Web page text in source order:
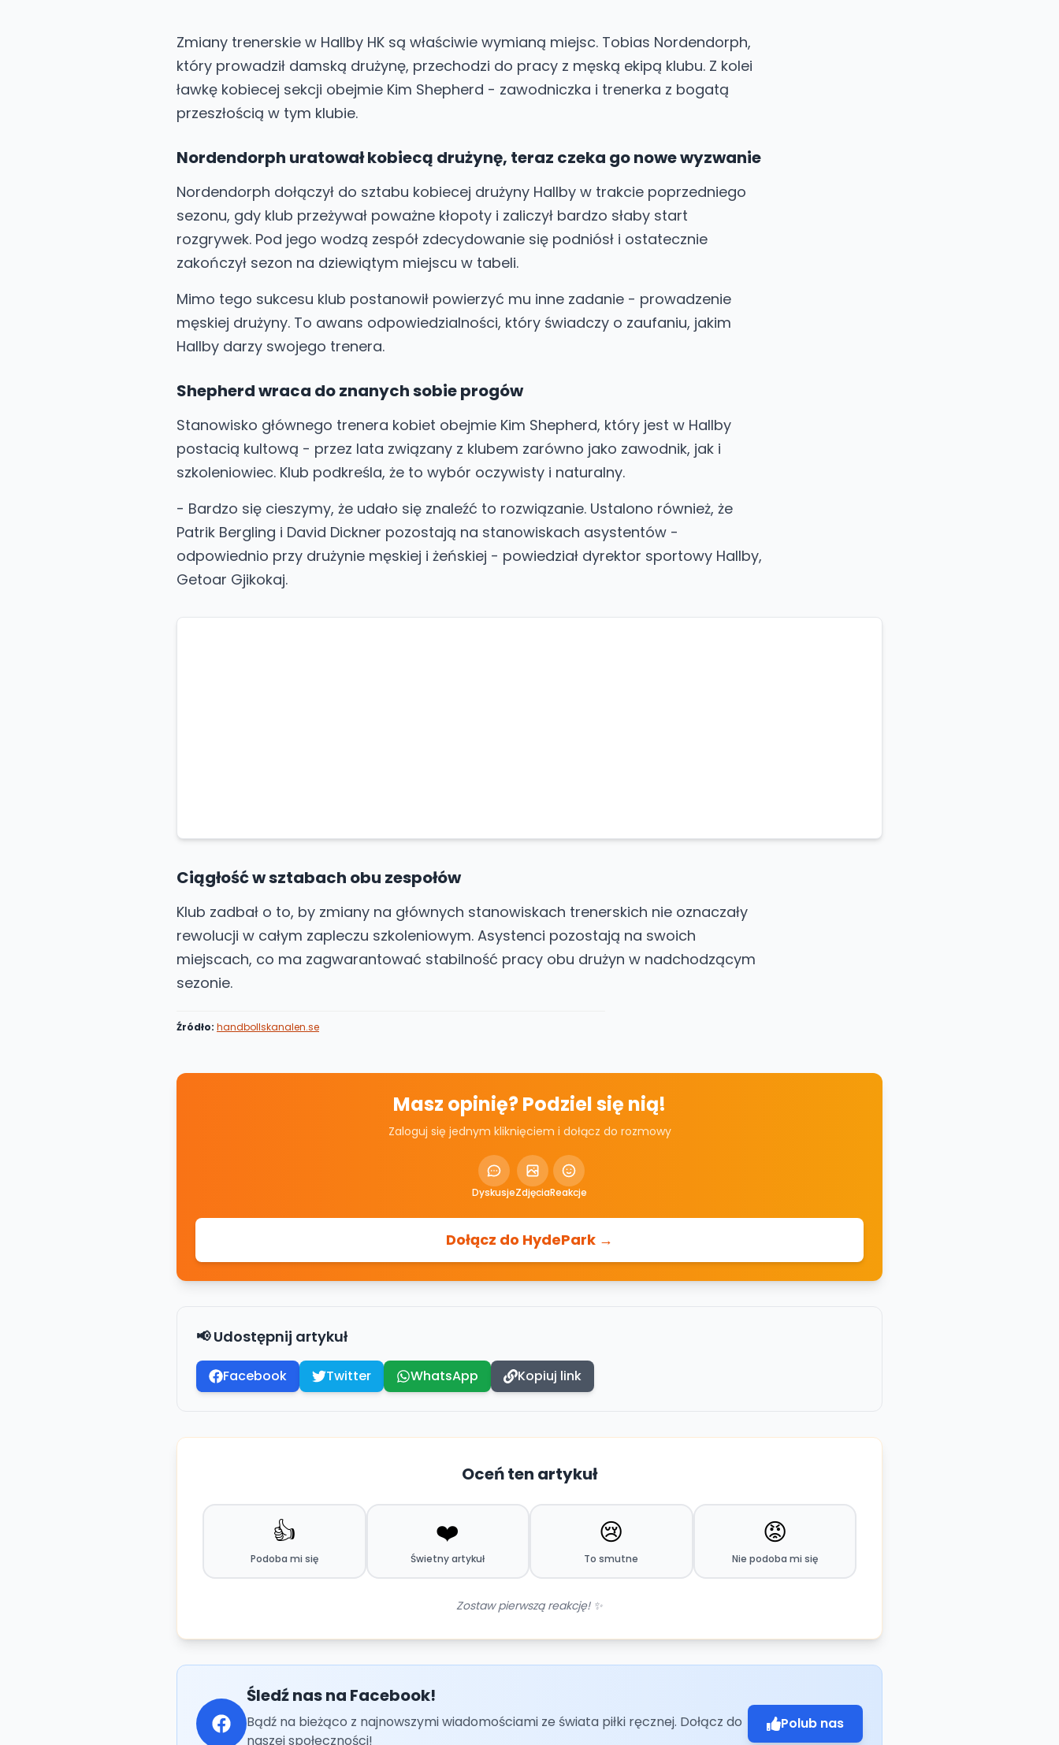
Zmiany trenerskie w Hallby HK są właściwie wymianą miejsc. Tobias Nordendorph,
który prowadził damską drużynę, przechodzi do pracy z męską ekipą klubu. Z kolei
ławkę kobiecej sekcji obejmie Kim Shepherd - zawodniczka i trenerka z bogatą
przeszłością w tym klubie.
Nordendorph uratował kobiecą drużynę, teraz czeka go nowe wyzwanie
Nordendorph dołączył do sztabu kobiecej drużyny Hallby w trakcie poprzedniego
sezonu, gdy klub przeżywał poważne kłopoty i zaliczył bardzo słaby start
rozgrywek. Pod jego wodzą zespół zdecydowanie się podniósł i ostatecznie
zakończył sezon na dziewiątym miejscu w tabeli.
Mimo tego sukcesu klub postanowił powierzyć mu inne zadanie - prowadzenie
męskiej drużyny. To awans odpowiedzialności, który świadczy o zaufaniu, jakim
Hallby darzy swojego trenera.
Shepherd wraca do znanych sobie progów
Stanowisko głównego trenera kobiet obejmie Kim Shepherd, który jest w Hallby
postacią kultową - przez lata związany z klubem zarówno jako zawodnik, jak i
szkoleniowiec. Klub podkreśla, że to wybór oczywisty i naturalny.
- Bardzo się cieszymy, że udało się znaleźć to rozwiązanie. Ustalono również, że
Patrik Bergling i David Dickner pozostają na stanowiskach asystentów -
odpowiednio przy drużynie męskiej i żeńskiej - powiedział dyrektor sportowy Hallby,
Getoar Gjikokaj.
Ciągłość w sztabach obu zespołów
Klub zadbał o to, by zmiany na głównych stanowiskach trenerskich nie oznaczały
rewolucji w całym zapleczu szkoleniowym. Asystenci pozostają na swoich
miejscach, co ma zagwarantować stabilność pracy obu drużyn w nadchodzącym
sezonie.
Źródło: handbollskanalen.se
Masz opinię? Podziel się nią!
Zaloguj się jednym kliknięciem i dołącz do rozmowy
DyskusjeZdjęciaReakcje
Dołącz do HydePark →
📢 Udostępnij artykuł
Facebook Twitter WhatsApp Kopiuj link
Oceń ten artykuł
👍
Podoba mi się
❤️
Świetny artykuł
😢
To smutne
😡
Nie podoba mi się
Zostaw pierwszą reakcję! ✨
Śledź nas na Facebook!
Bądź na bieżąco z najnowszymi wiadomościami ze świata piłki ręcznej. Dołącz do
naszej społeczności!
Polub nas